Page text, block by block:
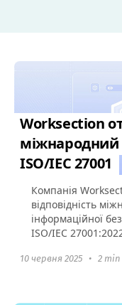
Worksection
міжнародний
ISO/IEC 27001
Компанія
відповідність
інформаційної
ISO/IEC
10 червня 2025 • 2